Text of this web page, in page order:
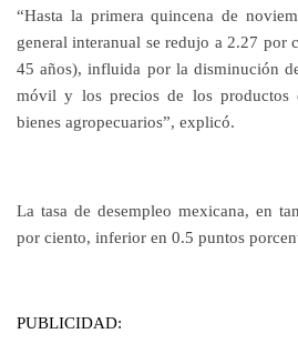
“Hasta la primera quincena de
general interanual se redujo a 2.27 por
45 años), influida por la disminución
móvil y los precios de los productos
bienes agropecuarios”, explicó.
La tasa de desempleo mexicana, en
por ciento, inferior en 0.5 puntos
PUBLICIDAD: